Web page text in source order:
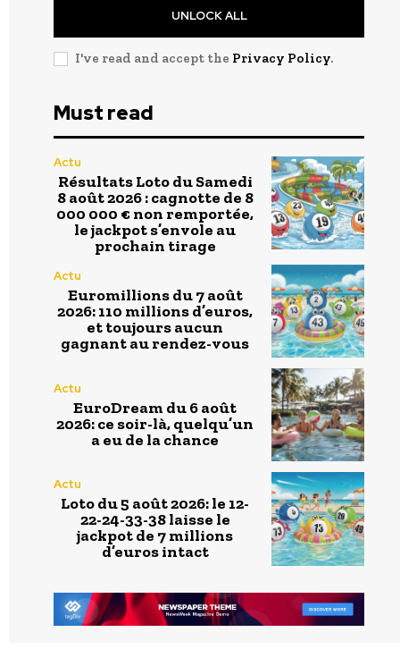
UNLOCK ALL
I've read and accept the Privacy Policy.
Must read
Actu
Résultats Loto du Samedi
8 août 2026 : cagnotte de 8
000 000 € non remportée,
le jackpot s’envole au
prochain tirage
Actu
Euromillions du 7 août
2026: 110 millions d’euros,
et toujours aucun
gagnant au rendez-vous
Actu
EuroDream du 6 août
2026: ce soir-là, quelqu’un
a eu de la chance
Actu
Loto du 5 août 2026: le 12-
22-24-33-38 laisse le
jackpot de 7 millions
d’euros intact